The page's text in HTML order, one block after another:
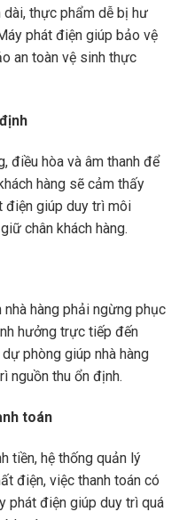
thực phẩm dễ bị hư
phát điện giúp bảo vệ
an toàn vệ sinh thực
điều hòa và âm thanh để
hàng sẽ cảm thấy
điện giúp duy trì môi
chân khách hàng.
hàng phải ngừng phục
hưởng trực tiếp đến
phòng giúp nhà hàng
nguồn thu ổn định.
toán
tiền, hệ thống quản lý
điện, việc thanh toán có
phát điện giúp duy trì quá